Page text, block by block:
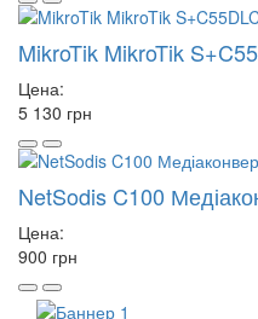
MikroTik MikroTik
Цена:
5 130 грн
NetSodis C100
Цена:
900 грн